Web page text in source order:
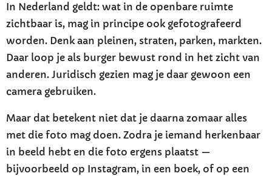
In Nederland geldt: wat in de openbare ruimte
zichtbaar is, mag in principe ook gefotografeerd
worden. Denk aan pleinen, straten, parken, markten.
Daar loop je als burger bewust rond in het zicht van
anderen. Juridisch gezien mag je daar gewoon een
camera gebruiken.
Maar dat betekent niet dat je daarna zomaar alles
met die foto mag doen. Zodra je iemand herkenbaar
in beeld hebt en die foto ergens plaatst —
bijvoorbeeld op Instagram, in een boek, of op een